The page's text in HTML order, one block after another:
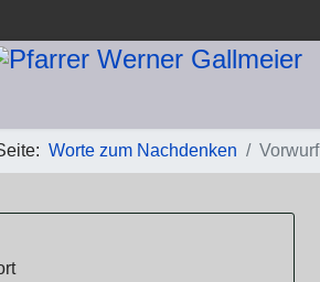
Worte zum Nachdenken Vorwurf